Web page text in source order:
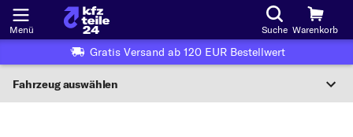
Menü Suche Warenkorb
Gratis Versand ab 120 EUR Bestellwert
Fahrzeug auswählen